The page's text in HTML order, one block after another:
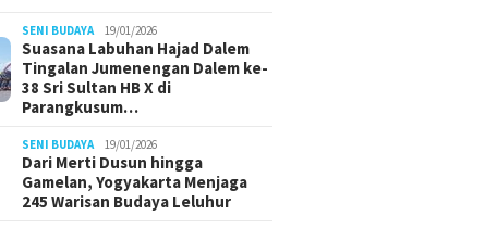
SENI BUDAYA 19/01/2026
Suasana Labuhan Hajad Dalem
Tingalan Jumenengan Dalem ke-
38 Sri Sultan HB X di
Parangkusum…
SENI BUDAYA 19/01/2026
Dari Merti Dusun hingga
Gamelan, Yogyakarta Menjaga
245 Warisan Budaya Leluhur